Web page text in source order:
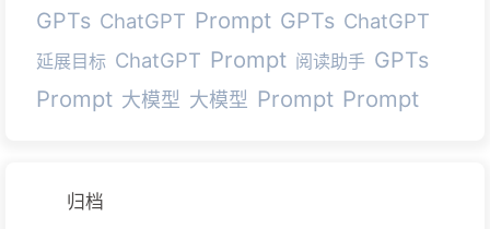
GPTs ChatGPT Prompt GPTs ChatGPT
延展目标 ChatGPT Prompt 阅读助手 GPTs
Prompt 大模型 大模型 Prompt Prompt
归档